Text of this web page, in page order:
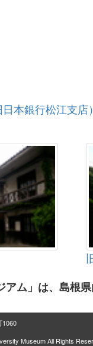
本銀行松江支店
アム」は、島根
1060
Museum All Rights